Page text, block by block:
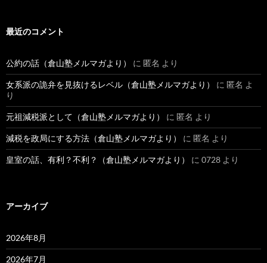
最近のコメント
公約の話（倉山塾メルマガより） に 匿名 より
女系派の詭弁を見抜けるレベル（倉山塾メルマガより） に 匿名 よ
り
元祖減税派として（倉山塾メルマガより） に 匿名 より
減税を政局にする方法（倉山塾メルマガより） に 匿名 より
皇室の話、有利？不利？（倉山塾メルマガより） に 0728 より
アーカイブ
2026年8月
2026年7月